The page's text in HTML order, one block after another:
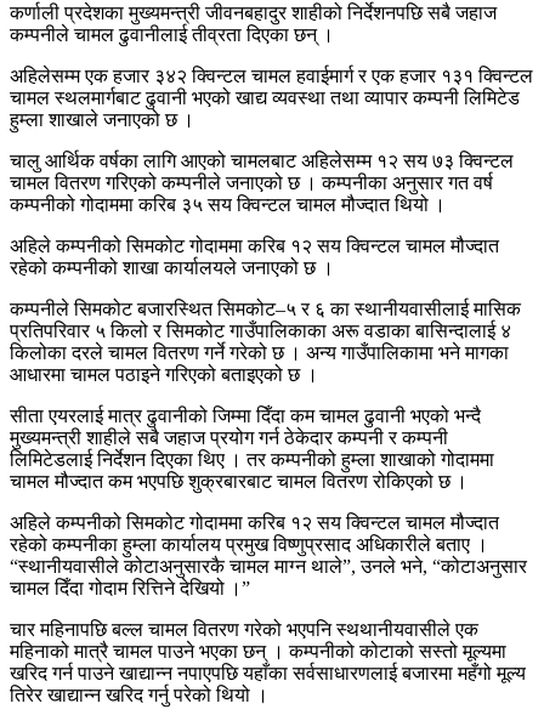
कर्णाली प्रदेशका मुख्यमन्त्री जीवनबहादुर शाहीको निर्देशनपछि सबै जहाज
कम्पनीले चामल ढुवानीलाई तीव्रता दिएका छन् ।
अहिलेसम्म एक हजार ३४२ क्विन्टल चामल हवाईमार्ग र एक हजार १३१ क्विन्टल
चामल स्थलमार्गबाट ढुवानी भएको खाद्य व्यवस्था तथा व्यापार कम्पनी लिमिटेड
हुम्ला शाखाले जनाएको छ ।
चालु आर्थिक वर्षका लागि आएको चामलबाट अहिलेसम्म १२ सय ७३ क्विन्टल
चामल वितरण गरिएको कम्पनीले जनाएको छ । कम्पनीका अनुसार गत वर्ष
कम्पनीको गोदाममा करिब ३५ सय क्विन्टल चामल मौज्दात थियो ।
अहिले कम्पनीको सिमकोट गोदाममा करिब १२ सय क्विन्टल चामल मौज्दात
रहेको कम्पनीको शाखा कार्यालयले जनाएको छ ।
कम्पनीले सिमकोट बजारस्थित सिमकोट–५ र ६ का स्थानीयवासीलाई मासिक
प्रतिपरिवार ५ किलो र सिमकोट गाउँपालिकाका अरू वडाका बासिन्दालाई ४
किलोका दरले चामल वितरण गर्ने गरेको छ । अन्य गाउँपालिकामा भने मागका
आधारमा चामल पठाइने गरिएको बताइएको छ ।
सीता एयरलाई मात्र ढुवानीको जिम्मा दिँदा कम चामल ढुवानी भएको भन्दै
मुख्यमन्त्री शाहीले सबै जहाज प्रयोग गर्न ठेकेदार कम्पनी र कम्पनी
लिमिटेडलाई निर्देशन दिएका थिए । तर कम्पनीको हुम्ला शाखाको गोदाममा
चामल मौज्दात कम भएपछि शुक्रबारबाट चामल वितरण रोकिएको छ ।
अहिले कम्पनीको सिमकोट गोदाममा करिब १२ सय क्विन्टल चामल मौज्दात
रहेको कम्पनीका हुम्ला कार्यालय प्रमुख विष्णुप्रसाद अधिकारीले बताए ।
“स्थानीयवासीले कोटाअनुसारकै चामल माग्न थाले”, उनले भने, “कोटाअनुसार
चामल दिँदा गोदाम रित्तिने देखियो ।”
चार महिनापछि बल्ल चामल वितरण गरेको भएपनि स्थथानीयवासीले एक
महिनाको मात्रै चामल पाउने भएका छन् । कम्पनीको कोटाको सस्तो मूल्यमा
खरिद गर्न पाउने खाद्यान्न नपाएपछि यहाँका सर्वसाधारणलाई बजारमा महँगो मूल्य
तिरेर खाद्यान्न खरिद गर्नु परेको थियो ।